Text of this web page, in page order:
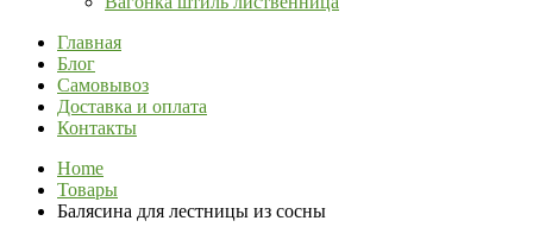
Главная
Блог
Самовывоз
Доставка и оплата
Контакты
Home
Товары
Балясина для лестницы из сосны